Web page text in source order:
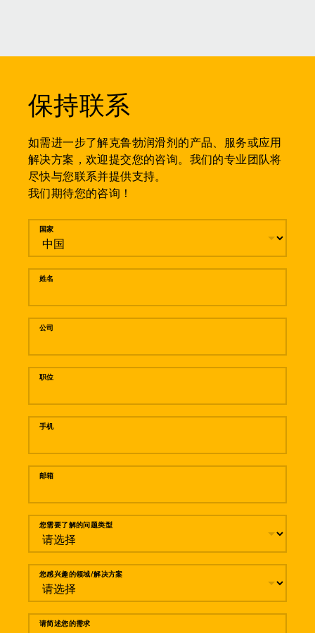
保持联系
如需进一步了解克鲁勃润滑剂的产品、服务或应用
解决方案，欢迎提交您的咨询。我们的专业团队将
尽快与您联系并提供支持。
我们期待您的咨询！
留言
国家
姓名
公司
职位
手机
邮箱
您需要了解的问题类型
您感兴趣的领域/解决方案
请简述您的需求